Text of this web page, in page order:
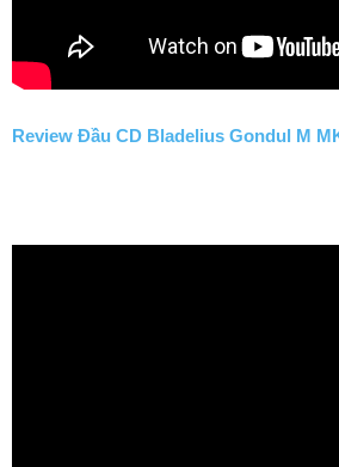
Review Đầu CD Bladelius Gondul M